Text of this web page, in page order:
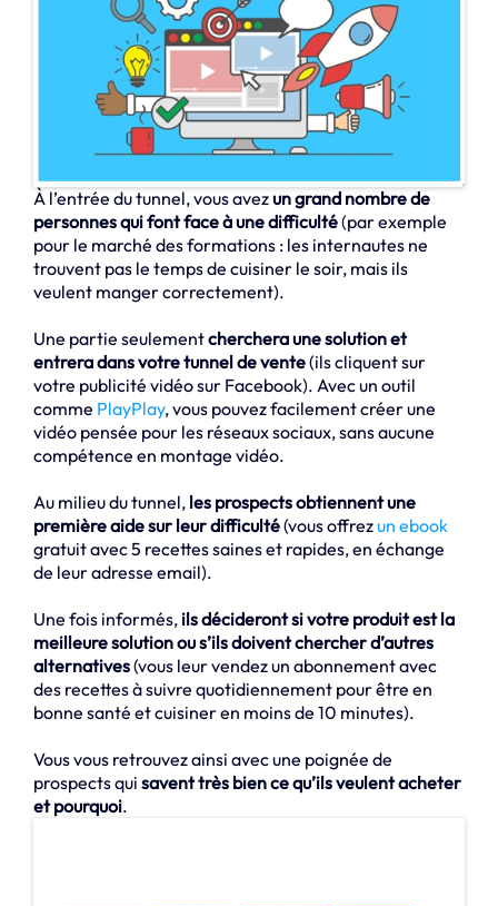
À l’entrée du tunnel, vous avezun grand nombre de
personnes qui font face à une difficulté(par exemple
pour le marché des formations : les internautes ne
trouvent pas le temps de cuisiner le soir, mais ils
veulent manger correctement).
Une partie seulementcherchera une solution et
entrera dans votre tunnel de vente(ils cliquent sur
votre publicité vidéo sur Facebook). Avec un outil
comme PlayPlay, vous pouvez facilement créer une
vidéo pensée pour les réseaux sociaux, sans aucune
compétence en montage vidéo.
Au milieu du tunnel, les prospects obtiennent une
première aide sur leur difficulté(vous offrezun ebook
gratuit avec 5 recettes saines et rapides, en échange
de leur adresse email).
Une fois informés, ils décideront si votre produit est la
meilleure solution ou s’ils doivent chercher d’autres
alternatives(vous leur vendez un abonnement avec
des recettes à suivre quotidiennement pour être en
bonne santé et cuisiner en moins de 10 minutes).
Vous vous retrouvez ainsi avec une poignée de
prospects qui savent très bien ce qu’ils veulent acheter
et pourquoi.